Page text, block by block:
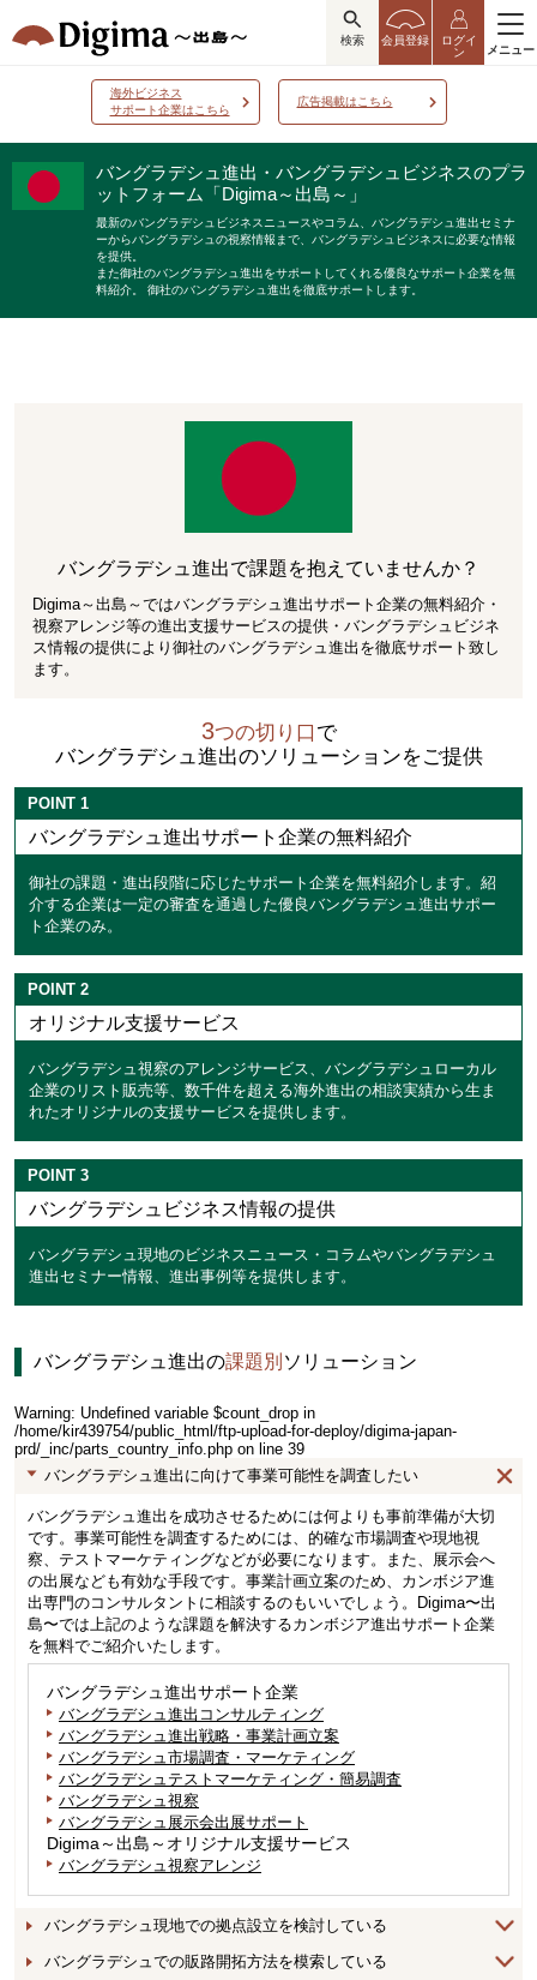
検索 会員登録
ログイ
ン
メニュー
海外ビジネス
サポート企業はこちら
広告掲載はこちら
バングラデシュ進出・バングラデシュビジネスのプラ
ットフォーム「Digima～出島～」
最新のバングラデシュビジネスニュースやコラム、バングラデシュ進出セミナ
ーからバングラデシュの視察情報まで、バングラデシュビジネスに必要な情報
を提供。
また御社のバングラデシュ進出をサポートしてくれる優良なサポート企業を無
料紹介。
御社のバングラデシュ進出を徹底サポートします。
バングラデシュ進出で課題を抱えていませんか？
Digima～出島～ではバングラデシュ進出サポート企業の無料紹介・
視察アレンジ等の進出支援サービスの提供・バングラデシュビジネ
ス情報の提供により御社のバングラデシュ進出を徹底サポート致し
ます。
3つの切り口 で
バングラデシュ進出のソリューションをご提供
POINT 1
バングラデシュ進出サポート企業の無料紹介
御社の課題・進出段階に応じたサポート企業を無料紹介します。紹
介する企業は一定の審査を通過した優良バングラデシュ進出サポー
ト企業のみ。
POINT 2
オリジナル支援サービス
バングラデシュ視察のアレンジサービス、バングラデシュローカル
企業のリスト販売等、数千件を超える海外進出の相談実績から生ま
れたオリジナルの支援サービスを提供します。
POINT 3
バングラデシュビジネス情報の提供
バングラデシュ現地のビジネスニュース・コラムやバングラデシュ
進出セミナー情報、進出事例等を提供します。
バングラデシュ進出の課題別 ソリューション
Warning: Undefined variable $count_drop in
/home/kir439754/public_html/ftp-upload-for-deploy/digima-japan-
prd/_inc/parts_country_info.php on line 39
バングラデシュ進出に向けて事業可能性を調査したい
バングラデシュ進出を成功させるためには何よりも事前準備が大切
です。事業可能性を調査するためには、的確な市場調査や現地視
察、テストマーケティングなどが必要になります。また、展示会へ
の出展なども有効な手段です。事業計画立案のため、カンボジア進
出専門のコンサルタントに相談するのもいいでしょう。Digima〜出
島〜では上記のような課題を解決するカンボジア進出サポート企業
を無料でご紹介いたします。
バングラデシュ進出サポート企業
バングラデシュ進出コンサルティング
バングラデシュ進出戦略・事業計画立案
バングラデシュ市場調査・マーケティング
バングラデシュテストマーケティング・簡易調査
バングラデシュ視察
バングラデシュ展示会出展サポート
Digima～出島～オリジナル支援サービス
バングラデシュ視察アレンジ
バングラデシュ現地での拠点設立を検討している
バングラデシュでの販路開拓方法を模索している